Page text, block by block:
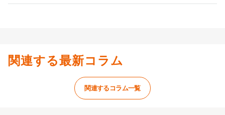
関連する最新コラム
関連するコラム一覧